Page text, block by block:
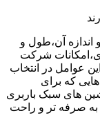
اندازه آن،طول و
شرکت
عوامل در انتخاب
که برای
های سبک باربری
به صرفه تر و راحت